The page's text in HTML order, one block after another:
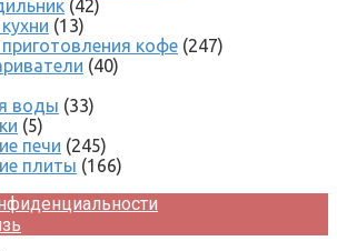
(42)
(13)
кофе (247)
(40)
воды (33)
(5)
печи (245)
плиты (166)